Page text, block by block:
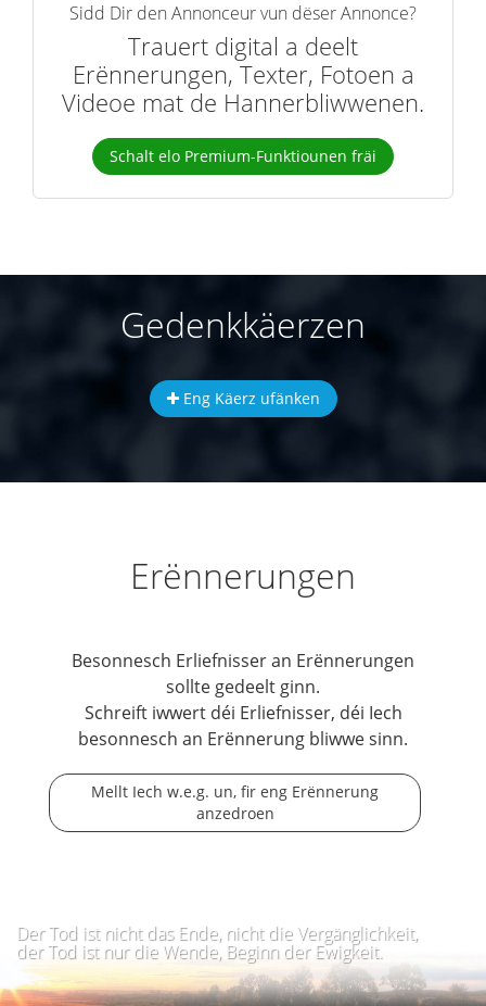
Sidd Dir den Annonceur vun dëser Annonce?
Trauert digital a deelt
Erënnerungen, Texter, Fotoen a
Videoe mat de Hannerbliwwenen.
Schalt elo Premium-Funktiounen fräi
Gedenkkäerzen
Eng Käerz ufänken
Erënnerungen
Besonnesch Erliefnisser an Erënnerungen
sollte gedeelt ginn.
Schreift iwwert déi Erliefnisser, déi Iech
besonnesch an Erënnerung bliwwe sinn.
Mellt Iech w.e.g. un, fir eng Erënnerung
anzedroen
Der Tod ist nicht das Ende, nicht die Vergänglichkeit,
der Tod ist nur die Wende, Beginn der Ewigkeit.